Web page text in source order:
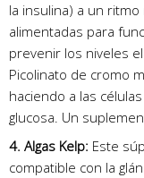
la insulina) a un
alimentadas para
prevenir los niveles
Picolinato de cromo
haciendo a las
glucosa. Un
4. Algas Kelp: Este
compatible con la